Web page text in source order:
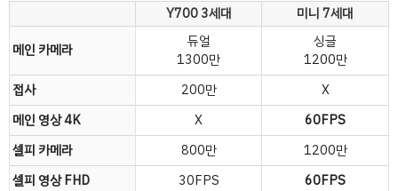
Y700 3세대
미니 7세대
메인 카메라
듀얼
1300만
싱글
1200만
접사
200만
X
메인 영상 4K
X
60FPS
셀피 카메라
800만
1200만
셀피 영상 FHD
30FPS
60FPS